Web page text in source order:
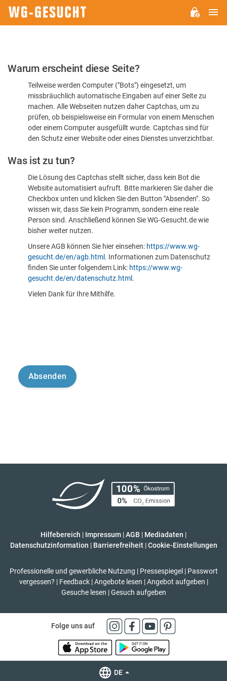
Bitte
dass
sind
Warum erscheint diese Seite?
Teilweise werden Computer ("Bots") eingesetzt, um
missbräuchlich automatische Eingaben auf einer Seite zu
machen. Alle Webseiten nutzen daher Captchas, um zu
prüfen, ob beispielsweise ein Formular von einem Menschen
oder einem Computer ausgefüllt wurde. Captchas sind für
den Schutz einer Website oder eines Dienstes unverzichtbar.
Was ist zu tun?
Die Lösung des Captchas stellt sicher, dass kein Bot die
Website automatisiert aufruft. Bitte markieren Sie daher die
Checkbox unten und klicken Sie den Button "Absenden". So
wissen wir, dass Sie kein Programm, sondern eine reale
Person sind. Anschließend können Sie WG-Gesucht.de wie
bisher weiter nutzen.
Unsere AGB können Sie hier einsehen: https://www.wg-
gesucht.de/en/agb.html . Informationen zum Datenschutz
finden Sie unter folgendem Link: https://www.wg-
gesucht.de/en/datenschutz.html .
Vielen Dank für Ihre Mithilfe.
Hilfebereich | Impressum |AGB | Mediadaten |
Datenschutzinformation | Barrierefreiheit | Cookie-Einstellungen
Professionelle und gewerbliche Nutzung | Pressespiegel | Passwort
vergessen? | Feedback | Angebote lesen | Angebot aufgeben |
Gesuche lesen | Gesuch aufgeben
Folge uns auf
DE